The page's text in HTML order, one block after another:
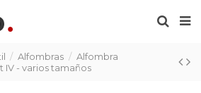
Alfombras
Alfombra
IV - varios tamaños